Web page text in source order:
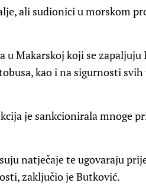
ali sudionici u morskom
u Makarskoj koji se zapaljuju
kao i na sigurnosti svih
je sankcionirala mnoge
natječaje te ugovaraju
zaključio je Butković.